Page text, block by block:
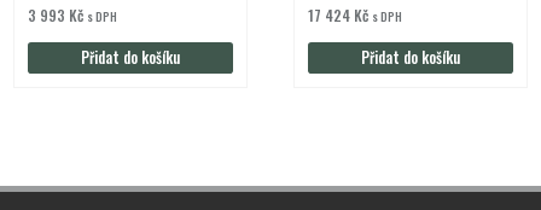
3 993 Kč s DPH
Přidat do košíku
17 424 Kč s DPH
Přidat do košíku